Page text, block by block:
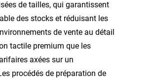
de tailles, qui garantissent
des stocks et réduisant les
de vente au détail
tactile premium que les
axées sur un
procédés de préparation de